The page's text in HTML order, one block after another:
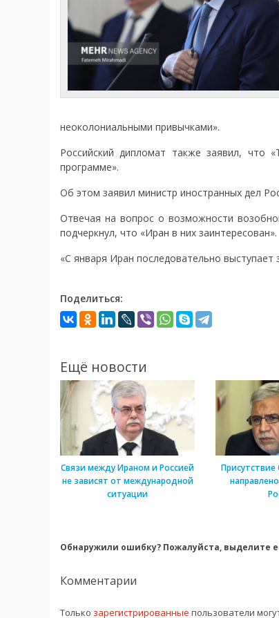
неоколониальными привычками».
Российский дипломат также заявил, что
программе».
Об этом заявил министр иностранных дел
Отвечая на вопрос о возможности
подчеркнул, что «Иран в них заинтересован».
«С января Иран последовательно
Поделиться:
Ещё новости
Связи между Ираном и Россией
не зависят от международной
ситуации
Обнаружили ошибку? Пожалуйста, выделите
Комментарии
Только зарегистрированные пользователи